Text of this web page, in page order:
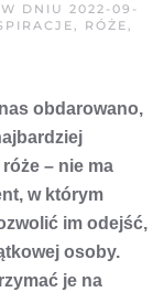
W DNIU 2022-09-
, RÓŻE,
obdarowano,
– nie ma
w którym
im odejść,
osoby.
je na